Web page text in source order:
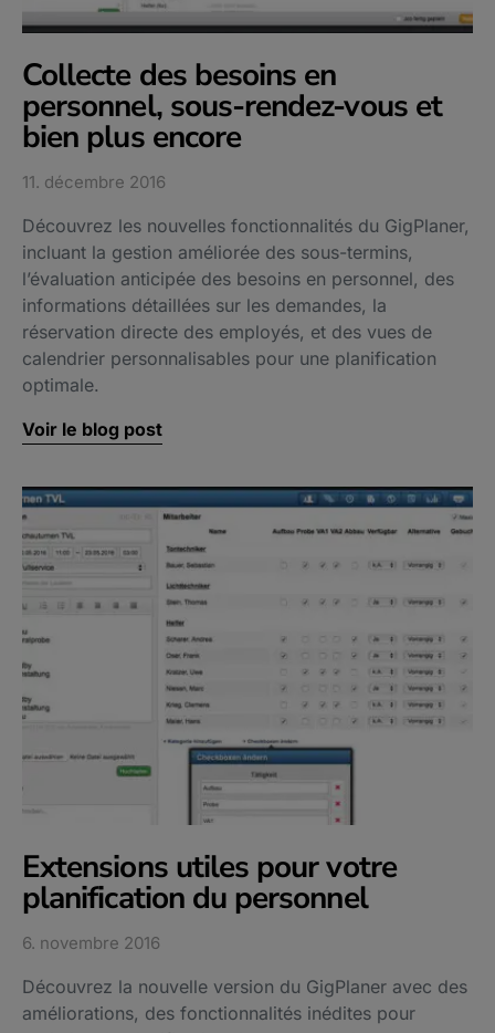
Collecte des besoins en
personnel, sous-rendez-vous et
bien plus encore
11. décembre 2016
Découvrez les nouvelles fonctionnalités du GigPlaner,
incluant la gestion améliorée des sous-termins,
l’évaluation anticipée des besoins en personnel, des
informations détaillées sur les demandes, la
réservation directe des employés, et des vues de
calendrier personnalisables pour une planification
optimale.
Voir le blog post
Extensions utiles pour votre
planification du personnel
6. novembre 2016
Découvrez la nouvelle version du GigPlaner avec des
améliorations, des fonctionnalités inédites pour